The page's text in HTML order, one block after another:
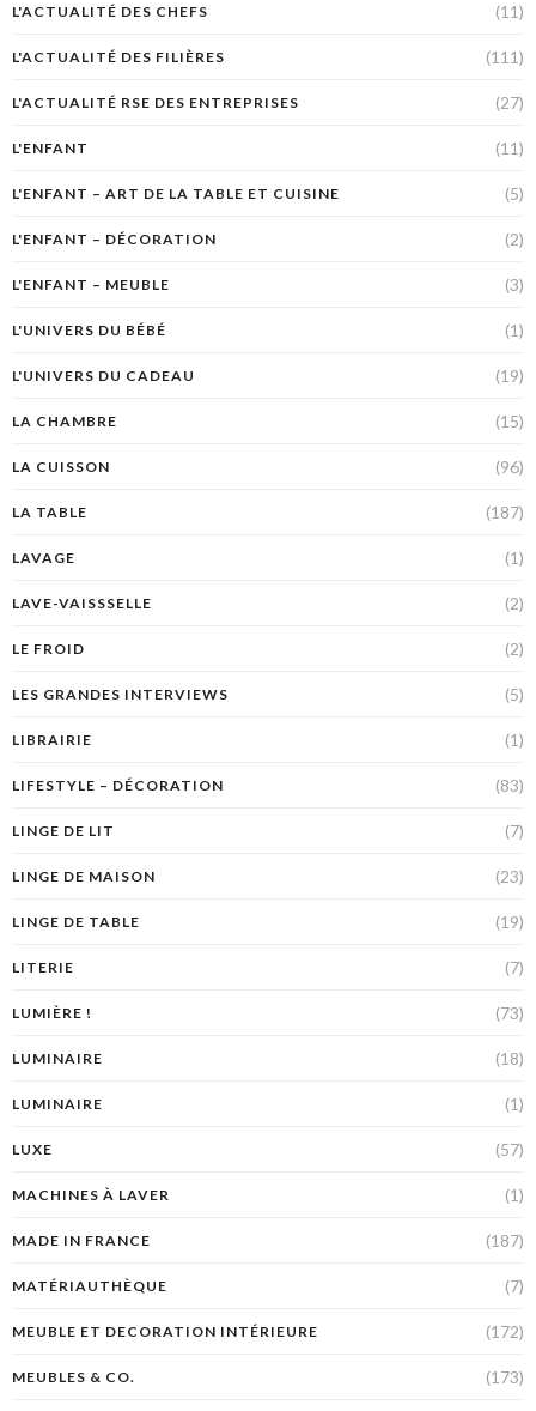
L'ACTUALITÉ DES CHEFS (11)
L'ACTUALITÉ DES FILIÈRES (111)
L'ACTUALITÉ RSE DES ENTREPRISES (27)
L'ENFANT (11)
L'ENFANT – ART DE LA TABLE ET CUISINE (5)
L'ENFANT – DÉCORATION (2)
L'ENFANT – MEUBLE (3)
L'UNIVERS DU BÉBÉ (1)
L'UNIVERS DU CADEAU (19)
LA CHAMBRE (15)
LA CUISSON (96)
LA TABLE (187)
LAVAGE (1)
LAVE-VAISSSELLE (2)
LE FROID (2)
LES GRANDES INTERVIEWS (5)
LIBRAIRIE (1)
LIFESTYLE – DÉCORATION (83)
LINGE DE LIT (7)
LINGE DE MAISON (23)
LINGE DE TABLE (19)
LITERIE (7)
LUMIÈRE ! (73)
LUMINAIRE (18)
LUMINAIRE (1)
LUXE (57)
MACHINES À LAVER (1)
MADE IN FRANCE (187)
MATÉRIAUTHÈQUE (7)
MEUBLE ET DECORATION INTÉRIEURE (172)
MEUBLES & CO. (173)